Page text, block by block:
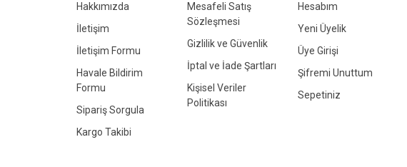
Hakkımızda
İletişim
İletişim Formu
Havale Bildirim
Formu
Sipariş Sorgula
Kargo Takibi
Mesafeli Satış
Sözleşmesi
Gizlilik ve Güvenlik
İptal ve İade Şartları
Kişisel Veriler
Politikası
Hesabım
Yeni Üyelik
Üye Girişi
Şifremi Unuttum
Sepetiniz